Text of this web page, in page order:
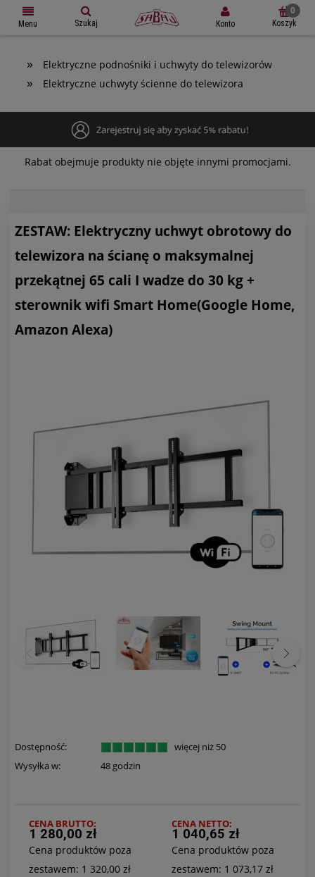
Menu Szukaj Konto Koszyk
» Elektryczne podnośniki i uchwyty do telewizorów
» Elektryczne uchwyty ścienne do telewizora
Rabat obejmuje produkty nie objęte innymi promocjami.
ZESTAW: Elektryczny uchwyt obrotowy do
telewizora na ścianę o maksymalnej
przekątnej 65 cali I wadze do 30 kg +
sterownik wifi Smart Home(Google Home,
Amazon Alexa)
Dostępność:
więcej niż 50
Wysyłka w:
48 godzin
CENA BRUTTO:
1 280,00 zł
Cena produktów poza
zestawem: 1 320,00 zł
CENA NETTO:
1 040,65 zł
Cena produktów poza
zestawem: 1 073,17 zł